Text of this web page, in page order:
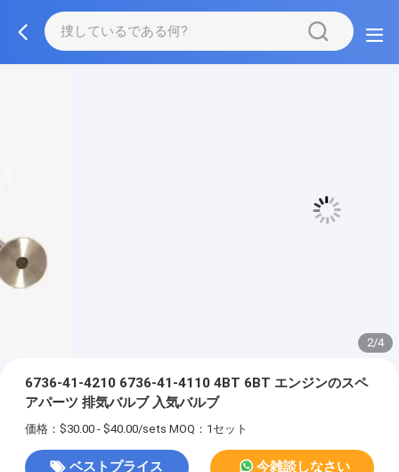
3/4
6736-41-4210 6736-41-4110 4BT 6BT エンジンのスペ
アパーツ 排気バルブ 入気バルブ
価格：$30.00 - $40.00/sets MOQ：1セット
ベストプライス 今雑談しなさい